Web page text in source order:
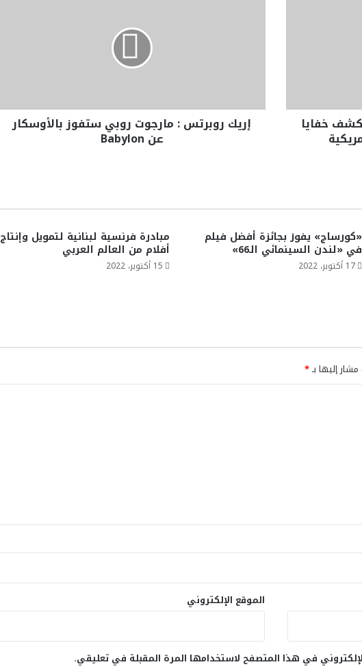
خفايا إريك روبرتس : مارجوت روبي ستفوز بالأوسكار
عن Babylon
«كورساج» يفوز بجائزة أفضل فيلم
في «لندن السينمائي الـ66»
17 أكتوبر، 2022
مبادرة فرنسية لبنانية لتمويل وإنتاج
أفلام من العالم العربي
15 أكتوبر، 2022
مشار إليها بـ*
الموقع الإلكتروني
في هذا المتصفح لاستخدامها المرة المقبلة في تعليقي.